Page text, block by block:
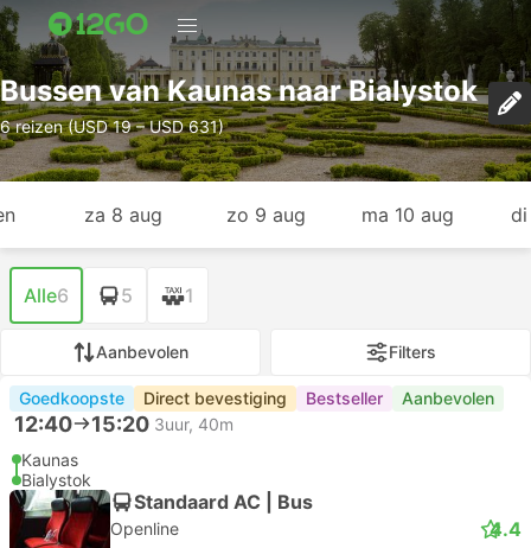
Bussen van Kaunas naar Bialystok
6 reizen (USD 19 – USD 631)
za 8 aug zo 9 aug ma 10 aug di
Alle6 5 1
Aanbevolen Filters
Goedkoopste Direct bevestiging Bestseller Aanbevolen
12:40 15:20 3uur, 40m
Kaunas
Bialystok
Standaard AC | Bus
Openline 4.4